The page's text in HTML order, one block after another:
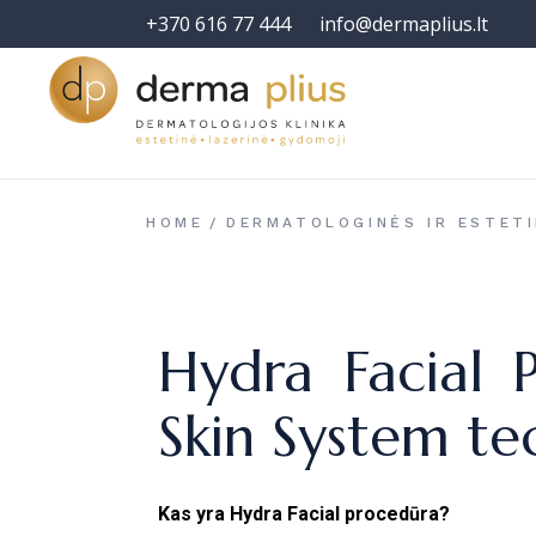
+370 616 77 444 info@dermaplius.lt
HOME DERMATOLOGINĖS IR
Hydra Facial
Skin System
Kas yra Hydra Facial procedūra?